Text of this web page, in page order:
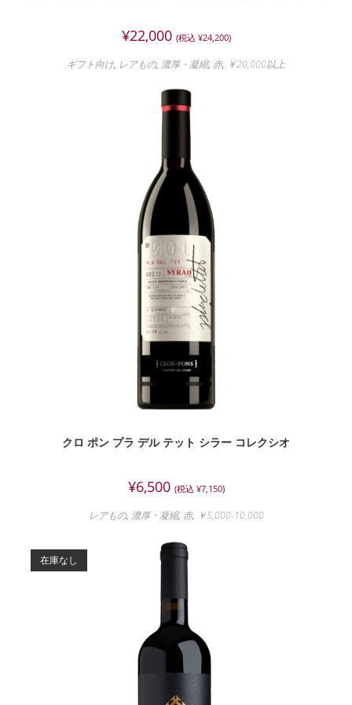
¥22,000 (税込 ¥24,200)
ギフト向け, レアもの, 濃厚・凝縮, 赤, ￥20,000以上
クロ ポン プラ デル テット シラー コレクシオ
¥6,500 (税込 ¥7,150)
レアもの, 濃厚・凝縮, 赤, ￥5,000-10,000
在庫なし